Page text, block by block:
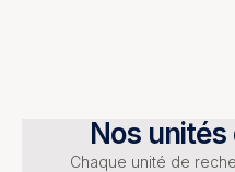
Nos
Chaque unité de